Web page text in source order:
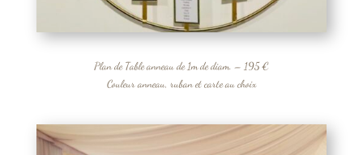
Plan de Table anneau de 1m de diam. – 195 €
Couleur anneau, ruban et carte au choix